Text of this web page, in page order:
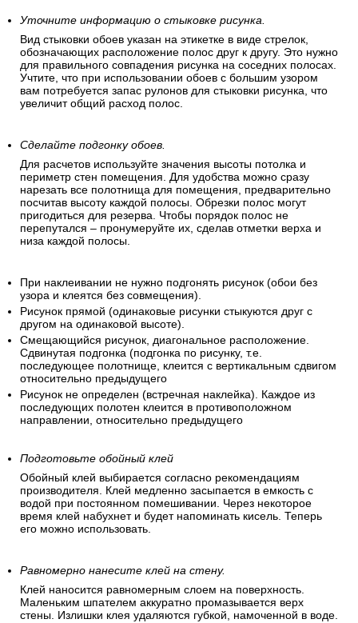
Уточните информацию о стыковке рисунка.
Вид стыковки обоев указан на этикетке в виде стрелок,
обозначающих расположение полос друг к другу. Это нужно
для правильного совпадения рисунка на соседних полосах.
Учтите, что при использовании обоев с большим узором
вам потребуется запас рулонов для стыковки рисунка, что
увеличит общий расход полос.
Сделайте подгонку обоев.
Для расчетов используйте значения высоты потолка и
периметр стен помещения. Для удобства можно сразу
нарезать все полотнища для помещения, предварительно
посчитав высоту каждой полосы. Обрезки полос могут
пригодиться для резерва. Чтобы порядок полос не
перепутался – пронумеруйте их, сделав отметки верха и
низа каждой полосы.
При наклеивании не нужно подгонять рисунок (обои без
узора и клеятся без совмещения).
Рисунок прямой (одинаковые рисунки стыкуются друг с
другом на одинаковой высоте).
Смещающийся рисунок, диагональное расположение.
Сдвинутая подгонка (подгонка по рисунку, т.е.
последующее полотнище, клеится с вертикальным сдвигом
относительно предыдущего
Рисунок не определен (встречная наклейка). Каждое из
последующих полотен клеится в противоположном
направлении, относительно предыдущего
Подготовьте обойный клей
Обойный клей выбирается согласно рекомендациям
производителя. Клей медленно засыпается в емкость с
водой при постоянном помешивании. Через некоторое
время клей набухнет и будет напоминать кисель. Теперь
его можно использовать.
Равномерно нанесите клей на стену.
Клей наносится равномерным слоем на поверхность.
Маленьким шпателем аккуратно промазывается верх
стены. Излишки клея удаляются губкой, намоченной в воде.